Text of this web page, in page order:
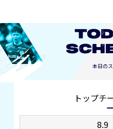
本日の
トップチ
8.9